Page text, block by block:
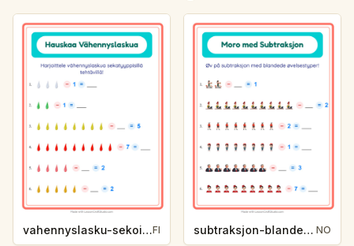
vahennyslasku-sekoitettu-varit-ffe5FI subtraksjon-blandet-yrker-c8e6 NO